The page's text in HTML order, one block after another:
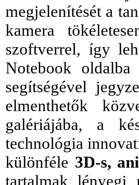
megjelenítését a
kamera
szoftverrel, így
Notebook
segítségével
elmenthetők
galériájába, a
technológia
különféle 3D-s,
tartalmak lényegi